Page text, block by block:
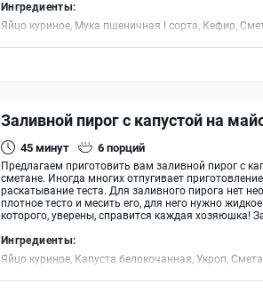
Ингредиенты:
Яйцо куриное, Мука пшеничная I сорта, Кефир,
Заливной пирог с капустой на
45минут 6порций
Предлагаем приготовить вам заливной пирог с
сметане. Иногда многих отпугивает
раскатывание теста. Для заливного пирога нет
плотное тесто и месить его, для него нужно
которого, уверены, справится каждая хозяюшка!
Ингредиенты:
Яйцо куриное, Капуста белокочанная, Укроп,